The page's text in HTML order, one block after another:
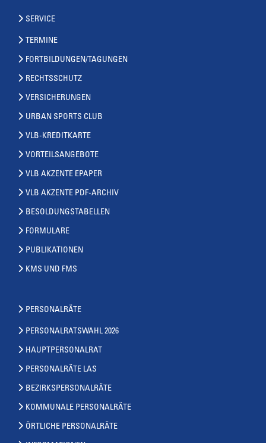
SERVICE
TERMINE
FORTBILDUNGEN/TAGUNGEN
RECHTSSCHUTZ
VERSICHERUNGEN
URBAN SPORTS CLUB
VLB-KREDITKARTE
VORTEILSANGEBOTE
VLB AKZENTE EPAPER
VLB AKZENTE PDF-ARCHIV
BESOLDUNGSTABELLEN
FORMULARE
PUBLIKATIONEN
KMS UND FMS
PERSONALRÄTE
PERSONALRATSWAHL 2026
HAUPTPERSONALRAT
PERSONALRÄTE LAS
BEZIRKSPERSONALRÄTE
KOMMUNALE PERSONALRÄTE
ÖRTLICHE PERSONALRÄTE